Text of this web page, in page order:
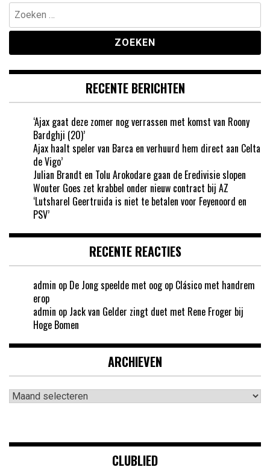
Zoeken
naar:
RECENTE BERICHTEN
‘Ajax gaat deze zomer nog verrassen met komst van Roony
Bardghji (20)’
Ajax haalt speler van Barca en verhuurd hem direct aan Celta
de Vigo’
Julian Brandt en Tolu Arokodare gaan de Eredivisie slopen
Wouter Goes zet krabbel onder nieuw contract bij AZ
‘Lutsharel Geertruida is niet te betalen voor Feyenoord en
PSV’
RECENTE REACTIES
admin op De Jong speelde met oog op Clásico met handrem
erop
admin op Jack van Gelder zingt duet met Rene Froger bij
Hoge Bomen
ARCHIEVEN
Archieven
CLUBLIED